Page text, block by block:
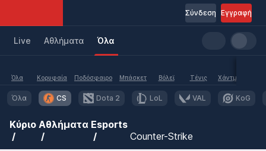
Εγγραφή
Σύνδεση
Live Aθλήματα Όλα
Όλα Κορυφαία Ποδόσφαιρο Μπάσκετ Βόλεϊ Τένις Χάντμπολ
Όλα CS Dota 2 LoL VAL KoG
Κύριο Αθλήματα Esports
Counter-Strike